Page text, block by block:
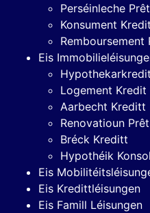
Perséinleche
Konsument Kredit
Remboursement
Eis
Hypothekarkredit
Logement Kredit
Aarbecht Kreditt
Renovatioun Prêt
Bréck Kreditt
Hypothéik
Eis
Eis Kredittléisungen
Eis Famill Léisungen